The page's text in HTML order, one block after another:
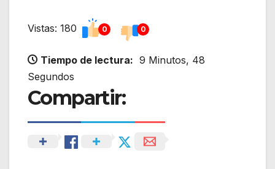
Vistas: 180 0 0
Tiempo de lectura: 9 Minutos, 48
Segundos
Compartir: